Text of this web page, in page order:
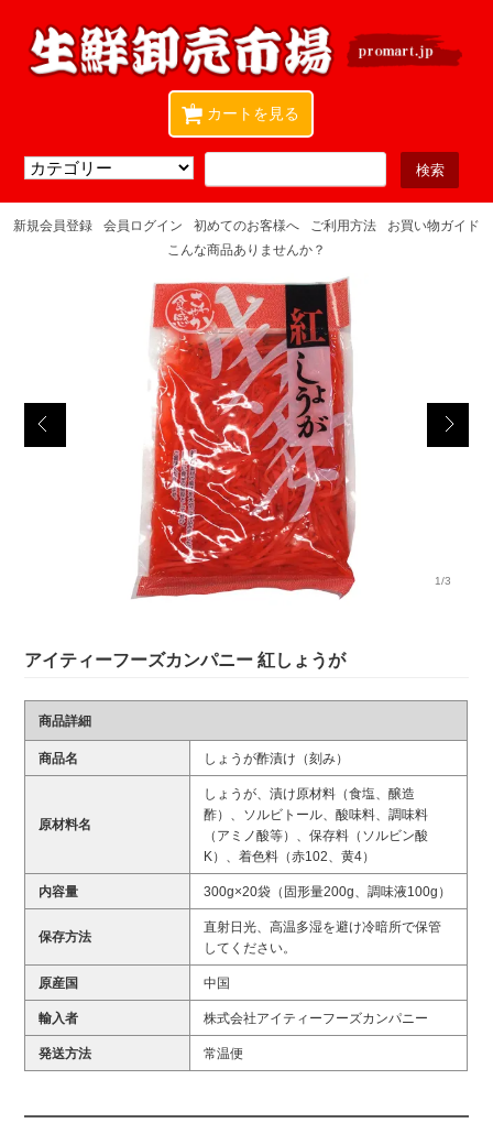
カートを見る
0
新規会員登録 会員ログイン 初めてのお客様へ ご利用方法
お買い物ガイド
こんな商品ありませんか？
1/3
アイティーフーズカンパニー 紅しょうが
商品詳細
商品名 しょうが酢漬け（刻み）
原材料名
しょうが、漬け原材料（食塩、醸造
酢）、ソルビトール、酸味料、調味料
（アミノ酸等）、保存料（ソルビン酸
K）、着色料（赤102、黄4）
内容量 300g×20袋（固形量200g、調味液100g）
保存方法
直射日光、高温多湿を避け冷暗所で保管
してください。
原産国 中国
輸入者 株式会社アイティーフーズカンパニー
発送方法 常温便